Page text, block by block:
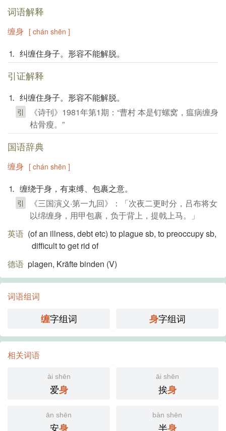
词语解释
缠身 [ chán shēn ]
⒈ 纠缠住身子。形容不能解脱。
引证解释
⒈ 纠缠住身子。形容不能解脱。
引
《诗刊》1981年第1期：“曹村 本是钉螺窝，瘟病缠身
枯骨瘦。”
国语辞典
缠身 [ chán shēn ]
⒈ 缠绕于身，有束缚、包裹之意。
引
《三国演义·第一九回》：「次夜二更时分，吕布将女
以绵缠身，用甲包裹，负于背上，提戟上马。」
英语 (of an illness, debt etc)​ to plague sb, to preoccupy sb,
difficult to get rid of
德语 plagen, Kräfte binden (V)​
词语组词
缠字组词 身字组词
相关词语
ài shēn
爱身
āi shēn
挨身
ān shēn
安身
bàn shēn
半身